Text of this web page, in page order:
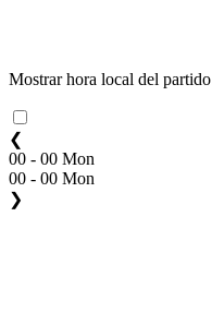
Mostrar hora local del partido
❮
00 - 00 Mon
00 - 00 Mon
❯